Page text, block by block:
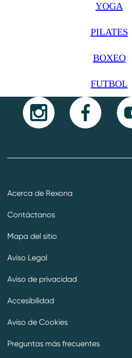
YOGA
PILATES
BOXEO
FUTBOL
Acerca de Rexona
Contáctanos
Mapa del sitio
Aviso Legal
Aviso de privacidad
Accesibilidad
Aviso de Cookies
Preguntas más frecuentes